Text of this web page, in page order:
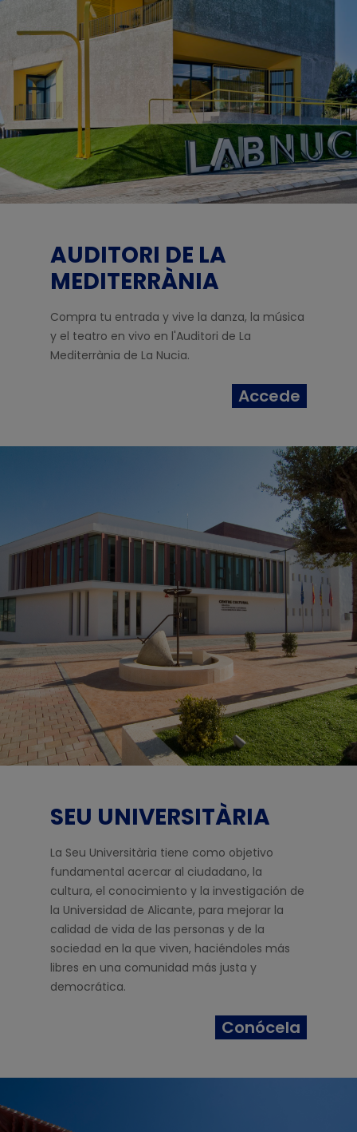
AUDITORI DE LA
MEDITERRÀNIA
Compra tu entrada y vive la danza, la música
y el teatro en vivo en l'Auditori de La
Mediterrània de La Nucia.
Accede
SEU UNIVERSITÀRIA
La Seu Universitària tiene como objetivo
fundamental acercar al ciudadano, la
cultura, el conocimiento y la investigación de
la Universidad de Alicante, para mejorar la
calidad de vida de las personas y de la
sociedad en la que viven, haciéndoles más
libres en una comunidad más justa y
democrática.
Conócela